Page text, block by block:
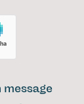
message